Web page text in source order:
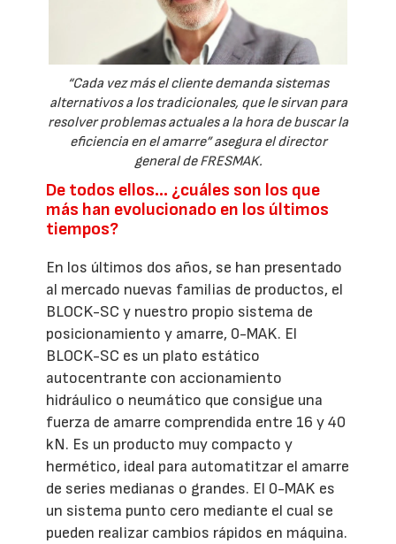
“Cada vez más el cliente demanda sistemas
alternativos a los tradicionales, que le sirvan para
resolver problemas actuales a la hora de buscar la
eficiencia en el amarre” asegura el director
general de FRESMAK.
De todos ellos… ¿cuáles son los que
más han evolucionado en los últimos
tiempos?
En los últimos dos años, se han presentado
al mercado nuevas familias de productos, el
BLOCK-SC y nuestro propio sistema de
posicionamiento y amarre, 0-MAK. El
BLOCK-SC es un plato estático
autocentrante con accionamiento
hidráulico o neumático que consigue una
fuerza de amarre comprendida entre 16 y 40
kN. Es un producto muy compacto y
hermético, ideal para automatitzar el amarre
de series medianas o grandes. El 0-MAK es
un sistema punto cero mediante el cual se
pueden realizar cambios rápidos en máquina.